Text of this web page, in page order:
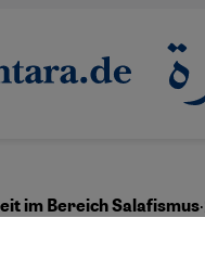
im Bereich Salafismus·